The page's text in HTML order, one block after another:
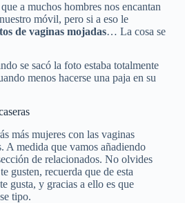
a muchos hombres nos encantan
móvil, pero si a eso le
de vaginas mojadas… La cosa se
se sacó la foto estaba totalmente
menos hacerse una paja en su
más mujeres con las vaginas
A medida que vamos añadiendo
de relacionados. No olvides
gusten, recuerda que de esta
gusta, y gracias a ello es que
tipo.